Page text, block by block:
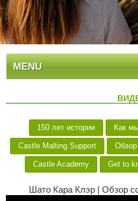
MENU
150 лет истории Как
Castle Malting Support
Castle Academy Get to
Шато Кара Клэр | Обзор